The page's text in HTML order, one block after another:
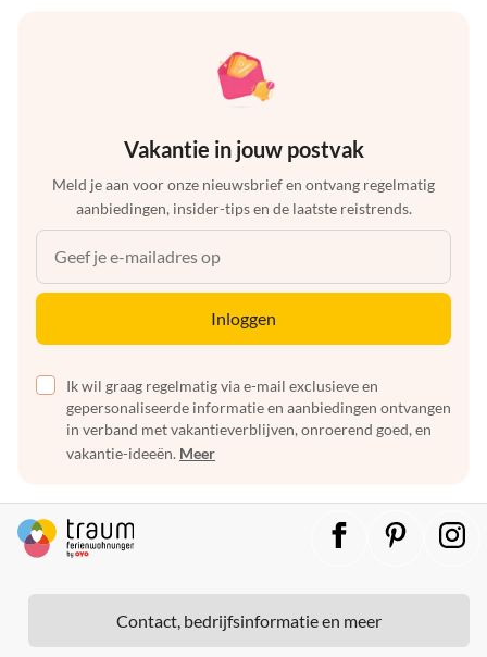
Vakantie in jouw postvak
Meld je aan voor onze nieuwsbrief en ontvang regelmatig
aanbiedingen, insider-tips en de laatste reistrends.
Inloggen
Ik wil graag regelmatig via e-mail exclusieve en
gepersonaliseerde informatie en aanbiedingen ontvangen
in verband met vakantieverblijven, onroerend goed, en
vakantie-ideeën. Meer
Contact, bedrijfsinformatie en meer